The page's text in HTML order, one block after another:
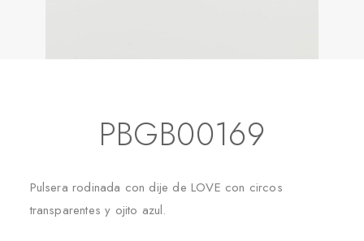
PBGB00169
Pulsera rodinada con dije de LOVE con circos
transparentes y ojito azul.